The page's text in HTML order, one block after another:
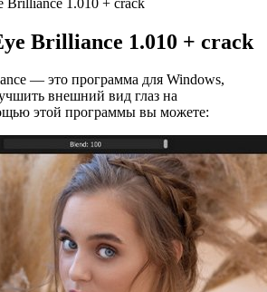
Brilliance 1.010 + crack
— это программа для Windows,
внешний вид глаз на
этой программы вы можете: